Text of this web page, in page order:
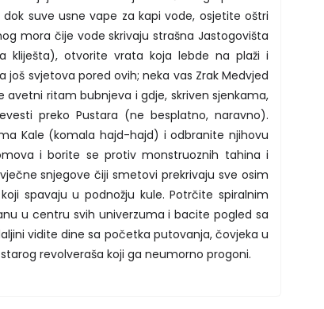
suve usne vape za kapi vode, osjetite oštri
mora čije vode skrivaju strašna Jastogovišta
kliješta), otvorite vrata koja lebde na plaži i
još svjetova pored ovih; neka vas Zrak Medvjed
avetni ritam bubnjeva i gdje, skriven sjenkama,
preko Pustara (ne besplatno, naravno).
Kale (komala hajd-hajd) i odbranite njihovu
i borite se protiv monstruoznih tahina i
snjegove čiji smetovi prekrivaju sve osim
spavaju u podnožju kule. Potrčite spiralnim
u centru svih univerzuma i bacite pogled sa
vidite dine sa početka putovanja, čovjeka u
revolveraša koji ga neumorno progoni.